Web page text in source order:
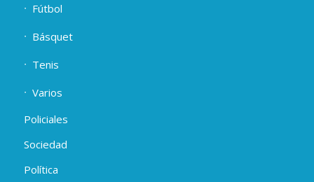
Fútbol
Básquet
Tenis
Varios
Policiales
Sociedad
Política